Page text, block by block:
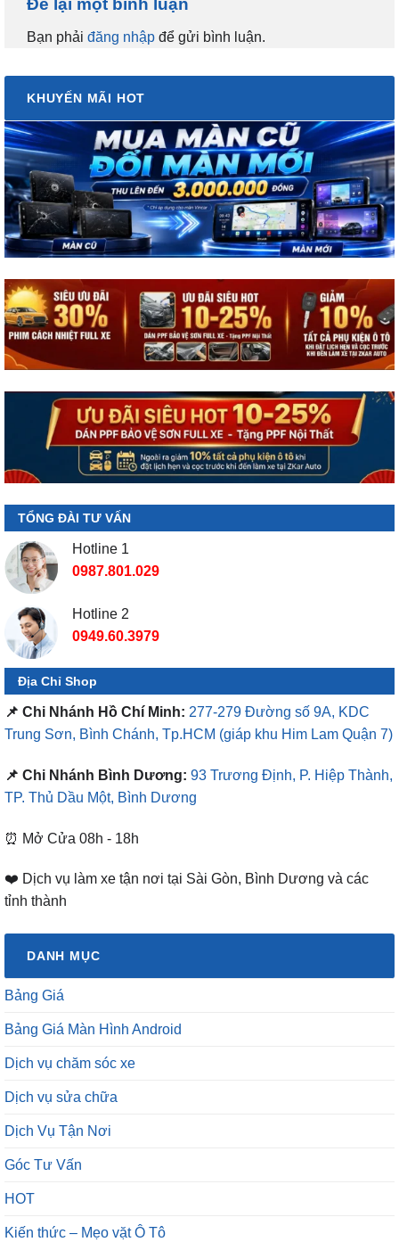
Bạn phải đăng nhập để gửi bình luận.
KHUYẾN MÃI HOT
TỔNG ĐÀI TƯ VẤN
Hotline 1
0987.801.029
Hotline 2
0949.60.3979
Địa Chỉ Shop
📌 Chi Nhánh Hồ Chí Minh: 277-279 Đường số 9A, KDC
Trung Sơn, Bình Chánh, Tp.HCM (giáp khu Him Lam Quận 7)
📌 Chi Nhánh Bình Dương: 93 Trương Định, P. Hiệp Thành,
TP. Thủ Dầu Một, Bình Dương
⏰ Mở Cửa 08h - 18h
❤️ Dịch vụ làm xe tận nơi tại Sài Gòn, Bình Dương và các
tỉnh thành
DANH MỤC
Bảng Giá
Bảng Giá Màn Hình Android
Dịch vụ chăm sóc xe
Dịch vụ sửa chữa
Dịch Vụ Tận Nơi
Góc Tư Vấn
HOT
Kiến thức – Mẹo vặt Ô Tô